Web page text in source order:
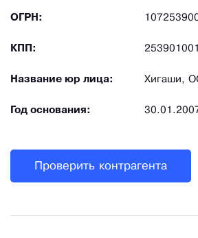
ОГРН:
КПП: 253901001
Название юр лица: Хигаши,
Год основания:
Проверить контрагента